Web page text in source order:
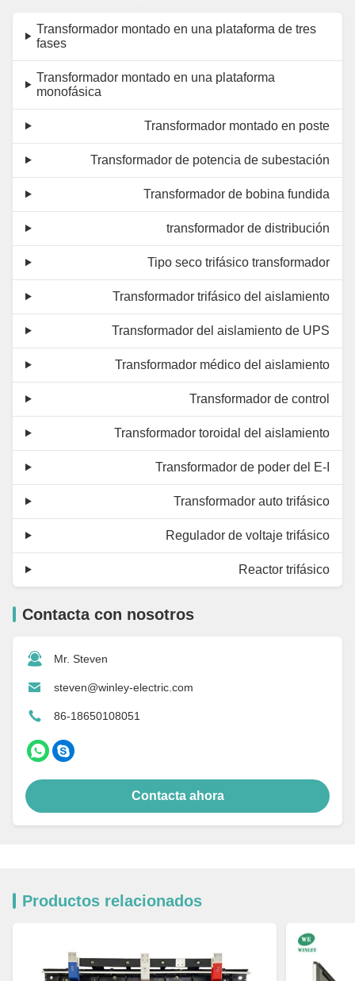
Transformador montado en una plataforma de tres
fases
Transformador montado en una plataforma
monofásica
Transformador montado en poste
Transformador de potencia de subestación
Transformador de bobina fundida
transformador de distribución
Tipo seco trifásico transformador
Transformador trifásico del aislamiento
Transformador del aislamiento de UPS
Transformador médico del aislamiento
Transformador de control
Transformador toroidal del aislamiento
Transformador de poder del E-I
Transformador auto trifásico
Regulador de voltaje trifásico
Reactor trifásico
Contacta con nosotros
Mr. Steven
steven@winley-electric.com
86-18650108051
Contacta ahora
Productos relacionados